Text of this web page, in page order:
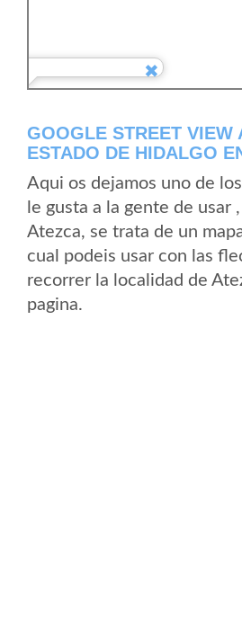
GOOGLE STREET VIEW
ESTADO DE HIDALGO
Aqui os dejamos uno de
le gusta a la gente de usar
Atezca, se trata de un
cual podeis usar con las
recorrer la localidad de
pagina.